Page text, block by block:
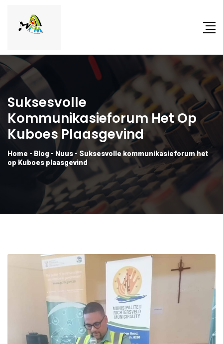
Suksesvolle
Kommunikasieforum Het Op
Kuboes Plaasgevind
Home - Blog - Nuus- Suksesvolle kommunikasieforum het
op Kuboes plaasgevind